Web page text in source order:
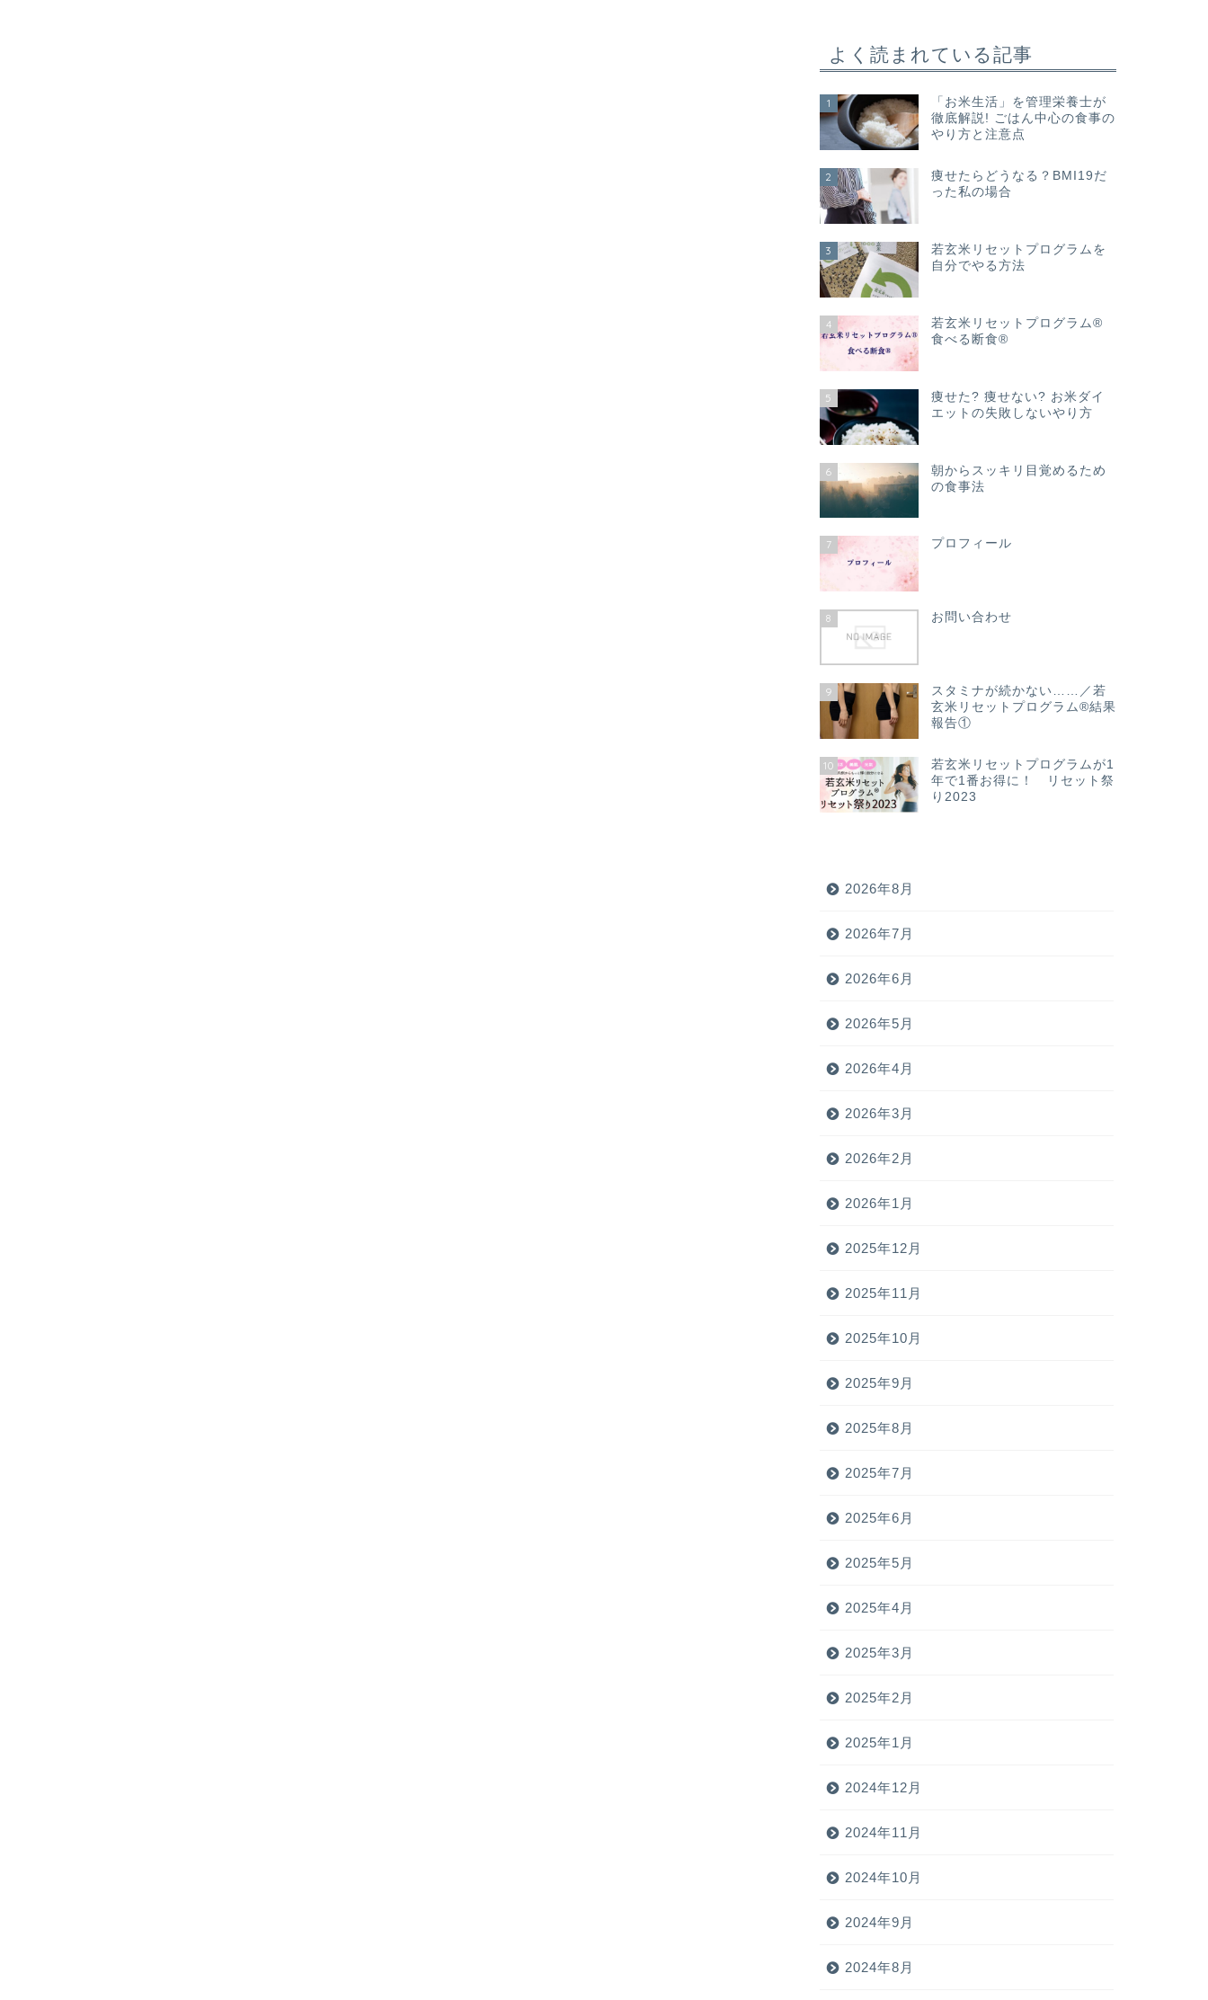
よく読まれている記事
1
「お米生活」を管理栄養士が
徹底解説! ごはん中心の食事の
やり方と注意点
2
痩せたらどうなる？BMI19だ
った私の場合
3
若玄米リセットプログラムを
自分でやる方法
4
若玄米リセットプログラム®
食べる断食®
5
痩せた? 痩せない? お米ダイ
エットの失敗しないやり方
6
朝からスッキリ目覚めるため
の食事法
7 プロフィール
8 お問い合わせ
9
スタミナが続かない……／若
玄米リセットプログラム®結果
報告①
10
若玄米リセットプログラムが1
年で1番お得に！ リセット祭
り2023
2026年8月
2026年7月
2026年6月
2026年5月
2026年4月
2026年3月
2026年2月
2026年1月
2025年12月
2025年11月
2025年10月
2025年9月
2025年8月
2025年7月
2025年6月
2025年5月
2025年4月
2025年3月
2025年2月
2025年1月
2024年12月
2024年11月
2024年10月
2024年9月
2024年8月